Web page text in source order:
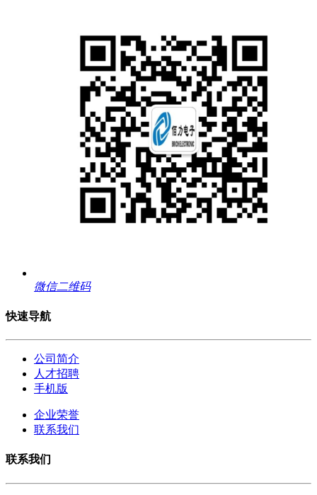
微信二维码
快速导航
公司简介
人才招聘
手机版
企业荣誉
联系我们
联系我们